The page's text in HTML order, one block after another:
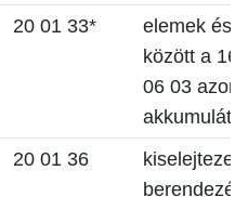
20 01 33*
elemek és
között a 16
06 03
20 01 36